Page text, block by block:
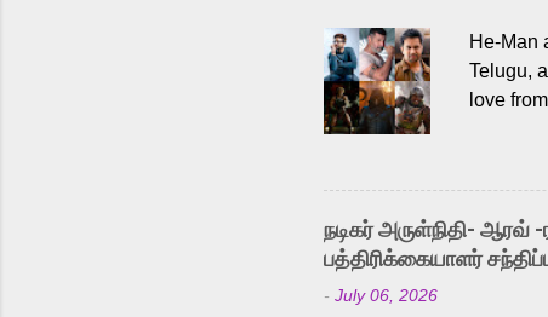
He-Man
Telugu,
love
Adding
singer
like
Karthik
a strong
நடிகர் அருள்நிதி-
பத்திரிக்கையாளர்
- July 06, 2026